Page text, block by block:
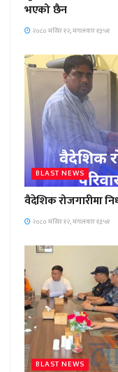
भएको छैन
२०८० मंसिर १२, मंगलवार १३:५१
BLAST NEWS
वैदेशिक रोजगारीमा
२०८० मंसिर १२, मंगलवार १३:५१
BLAST NEWS